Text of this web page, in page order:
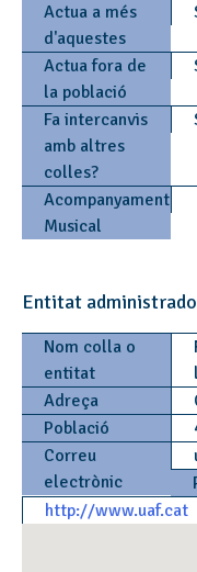
Actua a més
d'aquestes
Actua fora de
la població
Fa intercanvis
amb altres
colles?
Acompanyament
Musical
Entitat
Nom colla o
entitat
Adreça
Població
Correu
electrònic
http://www.uaf.cat